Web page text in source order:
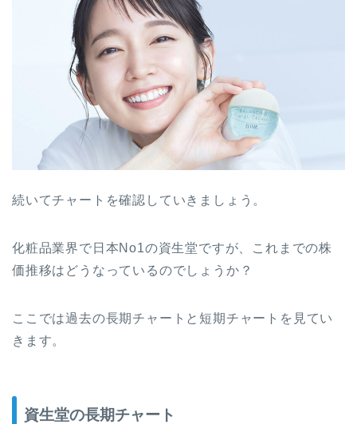
続いてチャートを確認していきましょう。
化粧品業界で日本No1の資生堂ですが、これまでの株
価推移はどうなっているのでしょうか？
ここでは過去の長期チャートと短期チャートを見てい
きます。
資生堂の長期チャート